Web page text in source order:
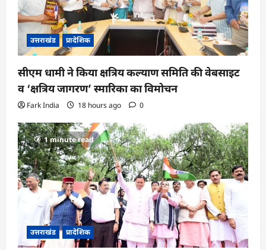
उत्तराखंड प्रादेशिक
सीएम धामी ने किया क्षत्रिय कल्याण समिति की वेबसाइट
व ‘क्षत्रिय जागरण’ स्मारिका का विमोचन
Fark India 18 hours ago 0
1 minute read
उत्तराखंड प्रादेशिक